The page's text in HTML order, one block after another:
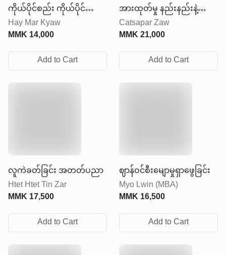
ကိုယ်ပိုင်စည်း ကိုယ်ပိုင်
လွတ်လပ်မှု
Hay Mar Kyaw
MMK14,000
Add to Cart
အားထုတ်မှု နည်းနည်းနဲ့
ရလဒ်များများရအောင်လုပ်ပါ
Catsapar Zaw
MMK21,000
Add to Cart
လူကဲခတ်ခြင်း အတတ်ပညာ
Htet Htet Tin Zar
MMK17,500
Add to Cart
ဈာန်ဝင်စီးမျောမှုရှာဖွေခြင်း
Myo Lwin (MBA)
MMK16,500
Add to Cart